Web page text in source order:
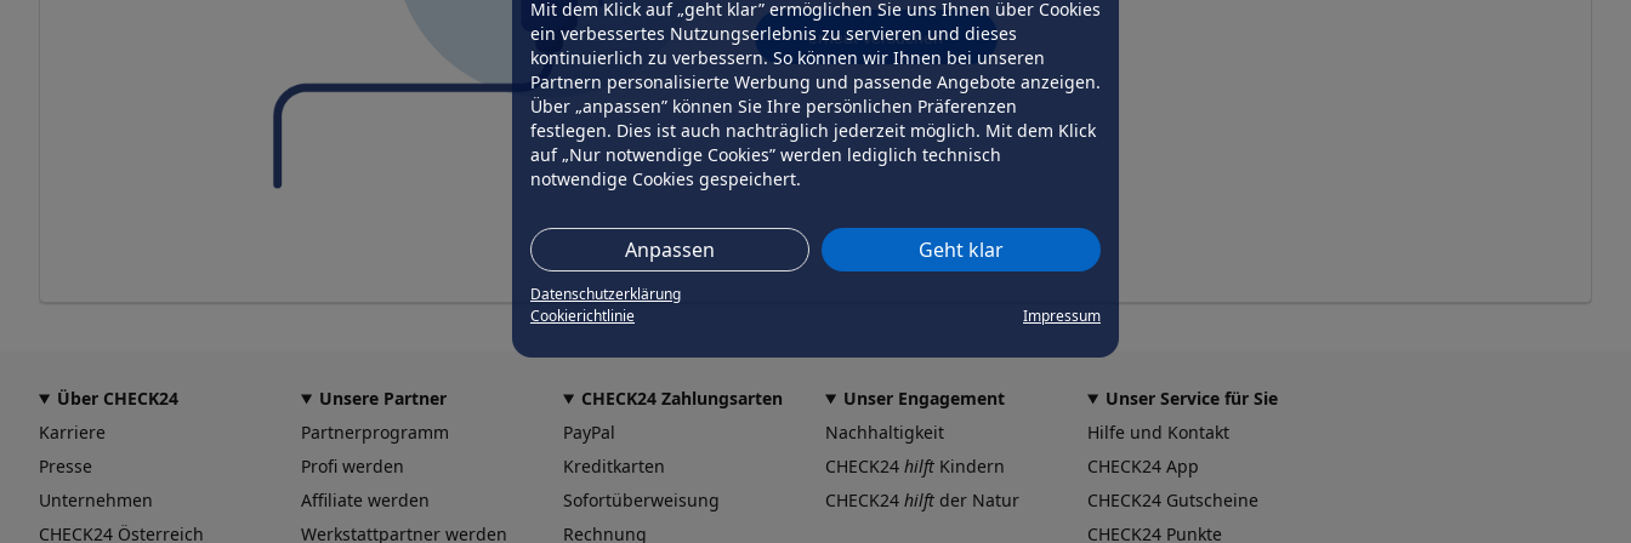
Mit dem Klick auf „geht klar” ermöglichen Sie uns Ihnen über Cookies
ein verbessertes Nutzungserlebnis zu servieren und dieses
kontinuierlich zu verbessern. So können wir Ihnen bei unseren
Partnern personalisierte Werbung und passende Angebote anzeigen.
Über „anpassen” können Sie Ihre persönlichen Präferenzen
festlegen. Dies ist auch nachträglich jederzeit möglich. Mit dem Klick
auf „Nur notwendige Cookies” werden lediglich technisch
notwendige Cookies gespeichert.
Anpassen Geht klar
Datenschutzerklärung
Cookierichtlinie
Impressum
erneut versuchen
Über CHECK24
Karriere
Presse
Unternehmen
CHECK24 Österreich
Unsere Partner
Partnerprogramm
Profi werden
Affiliate werden
Werkstattpartner werden
CHECK24 Zahlungsarten
PayPal
Kreditkarten
Sofortüberweisung
Rechnung
Unser Engagement
Nachhaltigkeit
CHECK24 hilft Kindern
CHECK24 hilft der Natur
Unser Service für Sie
Hilfe und Kontakt
CHECK24 App
CHECK24 Gutscheine
CHECK24 Punkte